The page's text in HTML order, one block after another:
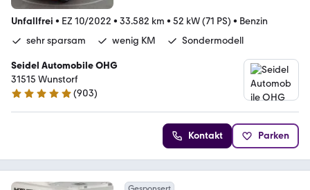
Unfallfrei • EZ 10/2022 • 33.582 km • 52 kW (71 PS) • Benzin
sehr sparsam
wenig KM Sondermodell
Seidel Automobile OHG
31515 Wunstorf
4.9 Sterne
(903)
Kontakt Parken